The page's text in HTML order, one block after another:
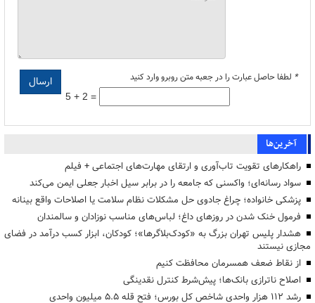
* لطفا حاصل عبارت را در جعبه متن روبرو وارد کنید
5 + 2 =
آخرین‌ها
راهکارهای تقویت تاب‌آوری و ارتقای مهارت‌های اجتماعی + فیلم
سواد رسانه‌ای؛ واکسنی که جامعه را در برابر سیل اخبار جعلی ایمن می‌کند
پزشکی خانواده؛ چراغ جادوی حل مشکلات نظام سلامت یا اصلاحات واقع بینانه
فرمول خنک شدن در روزهای داغ؛ لباس‌های مناسب نوزادان و سالمندان
هشدار پلیس تهران بزرگ به «کودک‌بلاگرها»؛ کودکان، ابزار کسب درآمد در فضای
مجازی نیستند
از نقاط ضعف همسرمان محافظت کنیم
اصلاح ناترازی بانک‌ها؛ پیش‌شرط کنترل نقدینگی
رشد ۱۱۲ هزار واحدی شاخص کل بورس؛ فتح قله ۵.۵ میلیون واحدی